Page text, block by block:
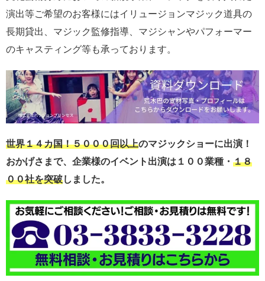
演出等ご希望のお客様にはイリュージョンマジック道具の
長期貸出、マジック監修指導、マジシャンやパフォーマー
のキャスティング等も承っております。
世界１４カ国！５０００回以上のマジックショーに出演！
おかげさまで、企業様のイベント出演は１００業種・ １８
００社を突破しました。